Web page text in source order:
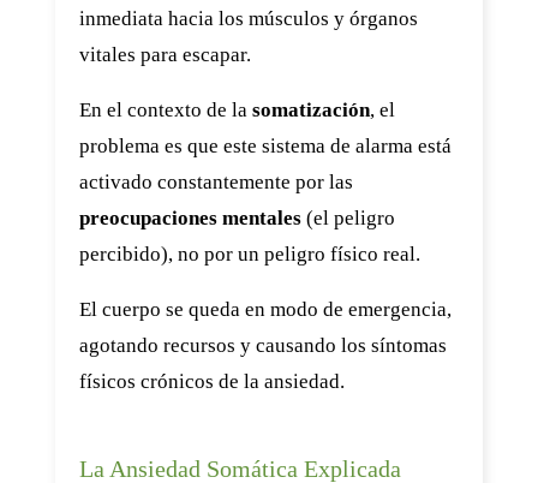
inmediata hacia los músculos y órganos
vitales para escapar.
En el contexto de la somatización, el
problema es que este sistema de alarma está
activado constantemente por las
preocupaciones mentales (el peligro
percibido), no por un peligro físico real.
El cuerpo se queda en modo de emergencia,
agotando recursos y causando los síntomas
físicos crónicos de la ansiedad.
La Ansiedad Somática Explicada